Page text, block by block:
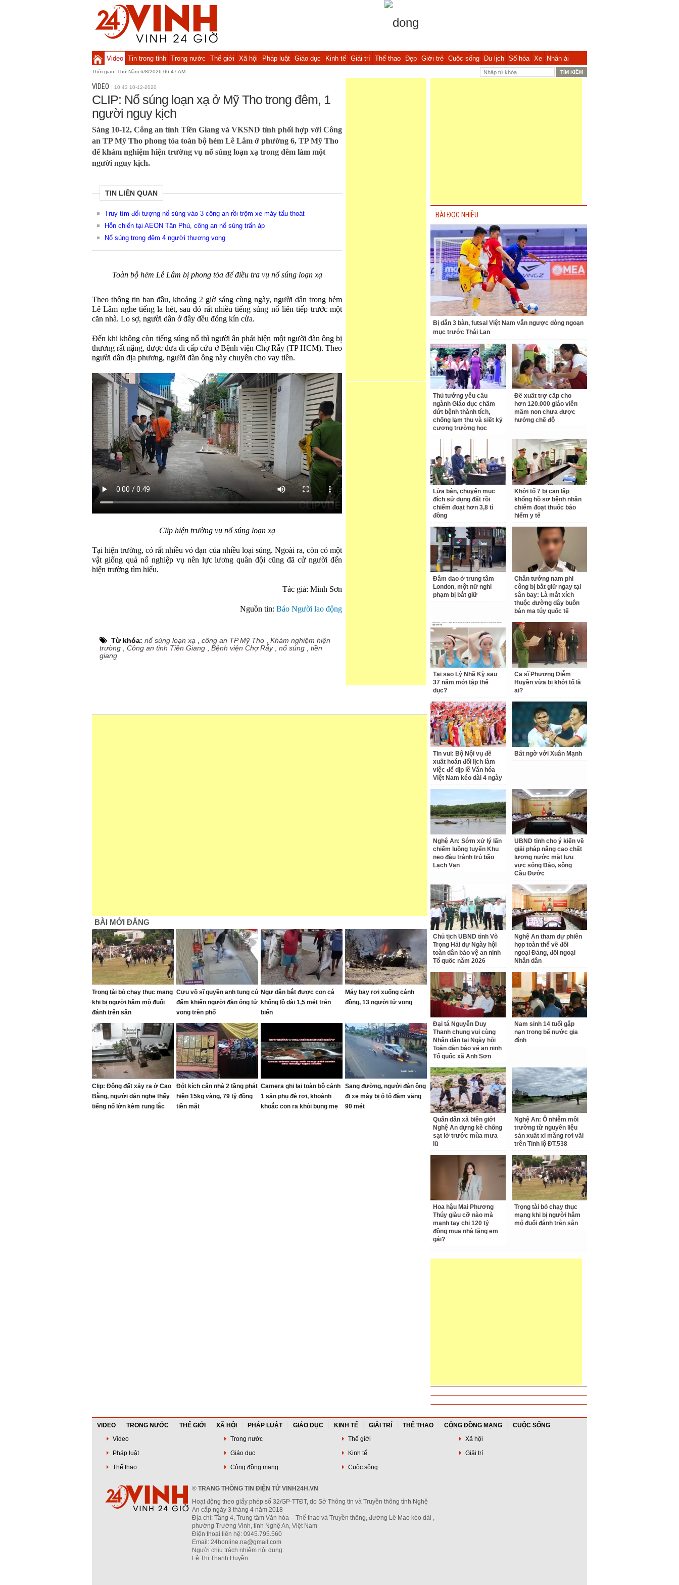
Video Tin trong tỉnh Trong nước Thế giới Xã hội Pháp luật Giáo dục Kinh tế Giải trí Thể thao Đẹp Giới trẻ Cuộc sống Du lịch Số hóa Xe Nhân ái
Thời gian: Thứ Năm 6/8/2026 06:47 AM
VIDEO 10:43 10-12-2020
CLIP: Nổ súng loạn xạ ở Mỹ Tho trong đêm, 1
người nguy kịch
Sáng 10-12, Công an tỉnh Tiền Giang và VKSND tỉnh phối hợp với Công
an TP Mỹ Tho phong tỏa toàn bộ hẻm Lê Lâm ở phường 6, TP Mỹ Tho
để khám nghiệm hiện trường vụ nổ súng loạn xạ trong đêm làm một
người nguy kịch.
TIN LIÊN QUAN
Truy tìm đối tượng nổ súng vào 3 công an rồi trộm xe máy tẩu thoát
Hỗn chiến tại AEON Tân Phú, công an nổ súng trấn áp
Nổ súng trong đêm 4 người thương vong
Toàn bộ hẻm Lê Lâm bị phong tỏa để điều tra vụ nổ súng loạn xạ
Theo thông tin ban đầu, khoảng 2 giờ sáng cùng ngày, người dân trong hẻm
Lê Lâm nghe tiếng la hét, sau đó rất nhiều tiếng súng nổ liên tiếp trước một
căn nhà. Lo sợ, người dân ở đây đều đóng kín cửa.
Đến khi không còn tiếng súng nổ thì người ân phát hiện một người đàn ông bị
thương rất nặng, được đưa đi cấp cứu ở Bệnh viện Chợ Rẫy (TP HCM). Theo
người dân địa phương, người đàn ông này chuyên cho vay tiền.
Clip hiện trường vụ nổ súng loạn xạ
Tại hiện trường, có rất nhiều vỏ đạn của nhiều loại súng. Ngoài ra, còn có một
vật giống quả nổ nghiệp vụ nên lực lương quân đội cũng đã cử người đến
hiện trường tìm hiểu.
Tác giả: Minh Sơn
Nguồn tin: Báo Người lao động
Từ khóa: nổ súng loạn xạ , công an TP Mỹ Tho , Khám nghiệm hiện
trường , Công an tỉnh Tiền Giang , Bệnh viện Chợ Rẫy, nổ súng , tiền
giang
BÀI MỚI ĐĂNG
Trọng tài bỏ chạy thục mạng
khi bị người hâm mộ đuổi
đánh trên sân
Cựu võ sĩ quyền anh tung cú
đấm khiến người đàn ông tử
vong trên phố
Ngư dân bắt được con cá
khổng lồ dài 1,5 mét trên
biển
Máy bay rơi xuống cánh
đồng, 13 người tử vong
Clip: Động đất xảy ra ở Cao
Bằng, người dân nghe thấy
tiếng nổ lớn kèm rung lắc
Đột kích căn nhà 2 tầng phát
hiện 15kg vàng, 79 tỷ đồng
tiền mặt
Camera ghi lại toàn bộ cảnh
1 sản phụ đẻ rơi, khoảnh
khoắc con ra khỏi bụng mẹ
Sang đường, người đàn ông
đi xe máy bị ô tô đâm văng
90 mét
BÀI ĐỌC NHIỀU
Bị dẫn 3 bàn, futsal Việt Nam vẫn ngược dòng ngoạn
mục trước Thái Lan
Thủ tướng yêu cầu
ngành Giáo dục chấm
dứt bệnh thành tích,
chống lạm thu và siết kỷ
cương trường học
Đề xuất trợ cấp cho
hơn 120.000 giáo viên
mầm non chưa được
hưởng chế độ
Lừa bán, chuyển mục
đích sử dụng đất rồi
chiếm đoạt hơn 3,8 tỉ
đồng
Khởi tố 7 bị can lập
khống hồ sơ bệnh nhân
chiếm đoạt thuốc bảo
hiểm y tế
Đâm dao ở trung tâm
London, một nữ nghi
phạm bị bắt giữ
Chân tướng nam phi
công bị bắt giữ ngay tại
sân bay: Là mắt xích
thuộc đường dây buôn
bán ma túy quốc tế
Tại sao Lý Nhã Kỳ sau
37 năm mới tập thể
dục?
Ca sĩ Phương Diễm
Huyền vừa bị khởi tố là
ai?
Tin vui: Bộ Nội vụ đề
xuất hoán đổi lịch làm
việc để dịp lễ Văn hóa
Việt Nam kéo dài 4 ngày
Bất ngờ với Xuân Mạnh
Nghệ An: Sớm xử lý lấn
chiếm luồng tuyến Khu
neo đậu tránh trú bão
Lạch Vạn
UBND tỉnh cho ý kiến về
giải pháp nâng cao chất
lượng nước mặt lưu
vực sông Đào, sông
Cầu Đước
Chủ tịch UBND tỉnh Võ
Trọng Hải dự Ngày hội
toàn dân bảo vệ an ninh
Tổ quốc năm 2026
Nghệ An tham dự phiên
họp toàn thể về đối
ngoại Đảng, đối ngoại
Nhân dân
Đại tá Nguyễn Duy
Thanh chung vui cùng
Nhân dân tại Ngày hội
Toàn dân bảo vệ an ninh
Tổ quốc xã Anh Sơn
Nam sinh 14 tuổi gặp
nạn trong bể nước gia
đình
Quân dân xã biên giới
Nghệ An dựng kè chống
sạt lở trước mùa mưa
lũ
Nghệ An: Ô nhiễm môi
trường từ nguyên liệu
sản xuất xi măng rơi vãi
trên Tỉnh lộ ĐT.538
Hoa hậu Mai Phương
Thúy giàu cỡ nào mà
mạnh tay chi 120 tỷ
đồng mua nhà tặng em
gái?
Trọng tài bỏ chạy thục
mạng khi bị người hâm
mộ đuổi đánh trên sân
VIDEO TRONG NƯỚC THẾ GIỚI XÃ HỘI PHÁP LUẬT GIÁO DỤC KINH TẾ GIẢI TRÍ THỂ THAO CỘNG ĐỒNG MẠNG
CUỘC SỐNG
Video
Trong nước Thế giới
Xã hội
Pháp luật
Giáo dục Kinh tế
Giải trí
Thể thao
Cộng đồng mạng Cuộc sống
® TRANG THÔNG TIN ĐIỆN TỬ VINH24H.VN
Hoạt động theo giấy phép số 32/GP-TTĐT, do Sở Thông tin và Truyền thông tỉnh Nghệ
An cấp ngày 3 tháng 4 năm 2018
Địa chỉ: Tầng 4, Trung tâm Văn hóa – Thể thao và Truyền thông, đường Lê Mao kéo dài ,
phường Trường Vinh, tỉnh Nghệ An, Việt Nam
Điện thoại liên hệ: 0945.795.560
Email: 24honline.na@gmail.com
Người chịu trách nhiệm nội dung:
Lê Thị Thanh Huyền